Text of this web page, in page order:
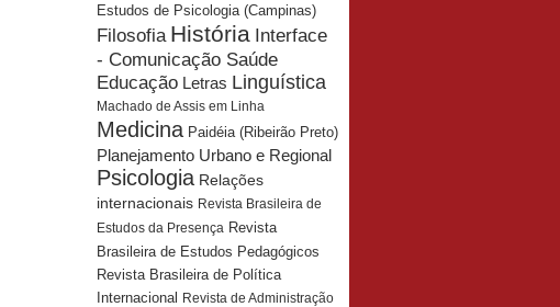
Estudos de Psicologia (Campinas)
Filosofia História Interface
- Comunicação Saúde
Educação Letras Linguística
Machado de Assis em Linha
Medicina Paidéia (Ribeirão Preto)
Planejamento Urbano e Regional
Psicologia Relações
internacionais Revista Brasileira de
Estudos da Presença Revista
Brasileira de Estudos Pedagógicos
Revista Brasileira de Política
Internacional Revista de Administração